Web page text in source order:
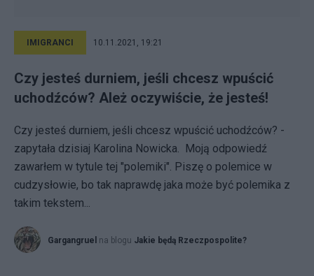
IMIGRANCI 10.11.2021, 19:21
Czy jesteś durniem, jeśli chcesz wpuścić
uchodźców? Ależ oczywiście, że jesteś!
Czy jesteś durniem, jeśli chcesz wpuścić uchodźców? -
zapytała dzisiaj Karolina Nowicka. Moją odpowiedź
zawarłem w tytule tej "polemiki". Piszę o polemice w
cudzysłowie, bo tak naprawdę jaka może być polemika z
takim tekstem...
Gargangruel na blogu Jakie będą Rzeczpospolite?